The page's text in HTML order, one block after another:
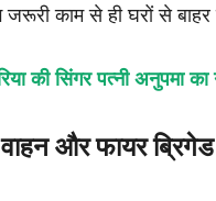
जरूरी काम से ही घरों से
की सिंगर पत्नी अनुपमा का
और फायर